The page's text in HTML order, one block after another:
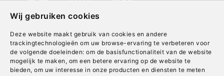
Wij gebruiken cookies
Deze website maakt gebruik van cookies en andere
trackingtechnologieën om uw browse-ervaring te verbeteren voor
de volgende doeleinden: om de basisfunctionaliteit van de website
mogelijk te maken , om een betere ervaring op de website te
bieden, om uw interesse in onze producten en diensten te meten